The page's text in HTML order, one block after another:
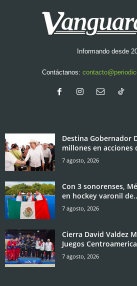
Informando desde
Contáctanos:
Destina Gobernador
millones en acciones
7 agosto, 2026
Con 3 sonorenses,
en hockey varonil
7 agosto, 2026
Cierra David Valdez
Juegos
7 agosto, 2026